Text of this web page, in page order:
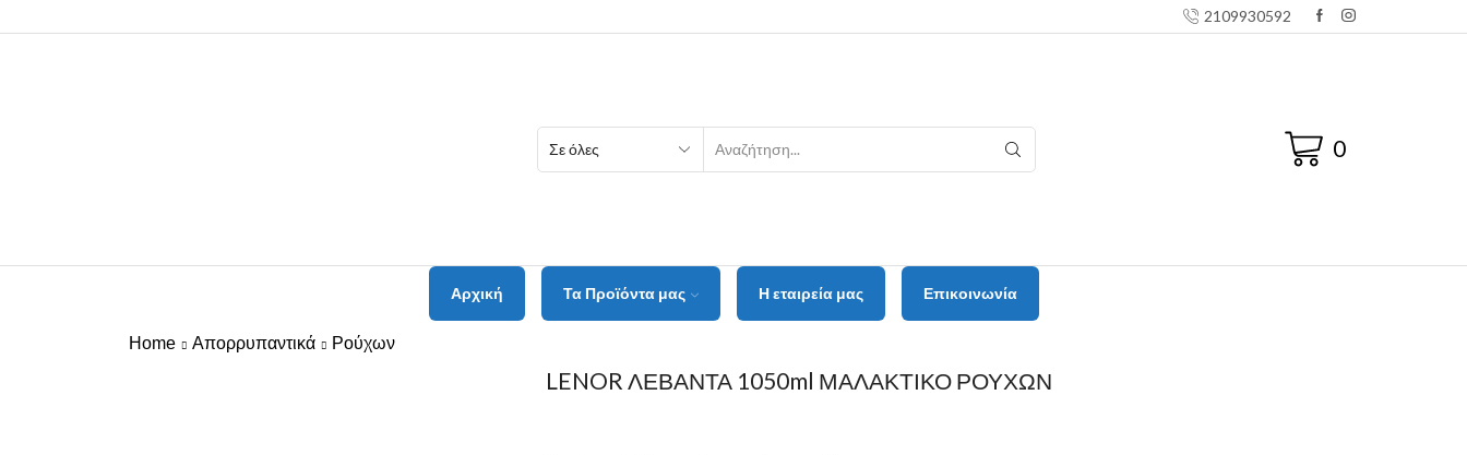
2109930592
0
Αρχική Τα Προϊόντα μας Η εταιρεία μας Επικοινωνία
Home Απορρυπαντικά Ρούχων
LENOR ΛΕΒΑΝΤΑ 1050ml ΜΑΛΑΚΤΙΚΟ ΡΟΥΧΩΝ